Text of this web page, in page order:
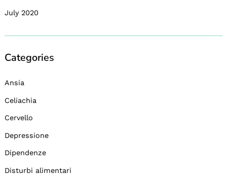
July 2020
Categories
Ansia
Celiachia
Cervello
Depressione
Dipendenze
Disturbi alimentari